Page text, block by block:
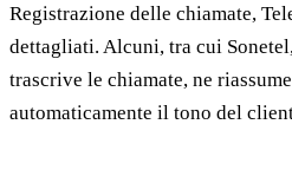
Registrazione delle chiamate,
dettagliati. Alcuni, tra cui
trascrive le chiamate, ne
automaticamente il tono del